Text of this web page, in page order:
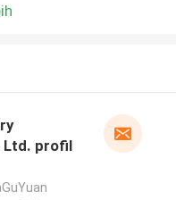
Ltd. profil